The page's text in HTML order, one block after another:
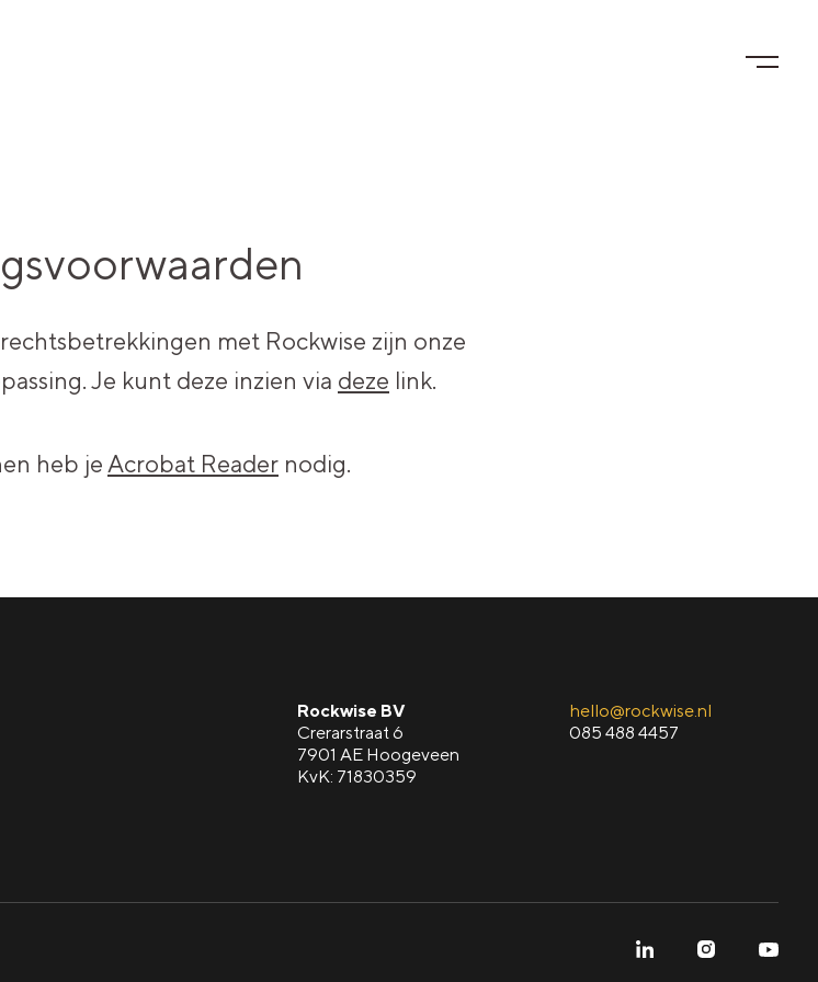
met Rockwise zijn onze
Je kunt deze inzien via deze link.
heb je Acrobat Reader nodig.
Rockwise BV
Crerarstraat 6
7901 AE Hoogeveen
KvK: 71830359
hello@rockwise.nl
085 488 4457